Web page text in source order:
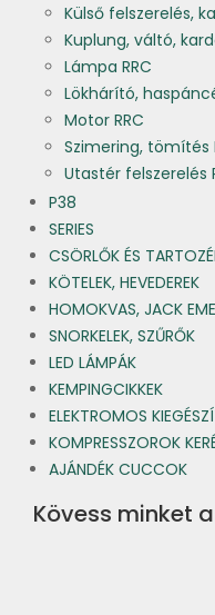
Külső felszerelés,
Kuplung, váltó,
Lámpa RRC
Lökhárító,
Motor RRC
Szimering, tömítés
Utastér felszerelés
P38
SERIES
CSÖRLŐK ÉS
KÖTELEK, HEVEDEREK
HOMOKVAS, JACK
SNORKELEK, SZŰRŐK
LED LÁMPÁK
KEMPINGCIKKEK
ELEKTROMOS
KOMPRESSZOROK
AJÁNDÉK CUCCOK
Kövess minket